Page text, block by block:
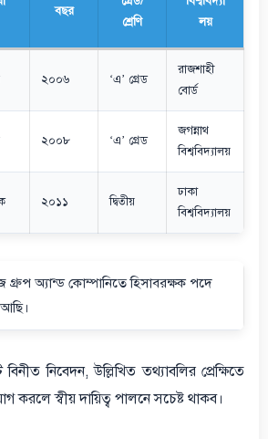
বছর
শ্রেণি
লয়
২০০৬ ‘এ’ গ্রেড
রাজশাহী
বোর্ড
২০০৮ ‘এ’ গ্রেড
জগন্নাথ
বিশ্ববিদ্যালয়
২০১১ দ্বিতীয়
ঢাকা
বিশ্ববিদ্যালয়
অ্যান্ড কোম্পানিতে হিসাবরক্ষক পদে
নিবেদন, উল্লিখিত তথ্যাবলির প্রেক্ষিতে
করলে স্বীয় দায়িত্ব পালনে সচেষ্ট থাকব।